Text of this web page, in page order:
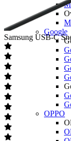
Google
OPPO
Samsung USB-C